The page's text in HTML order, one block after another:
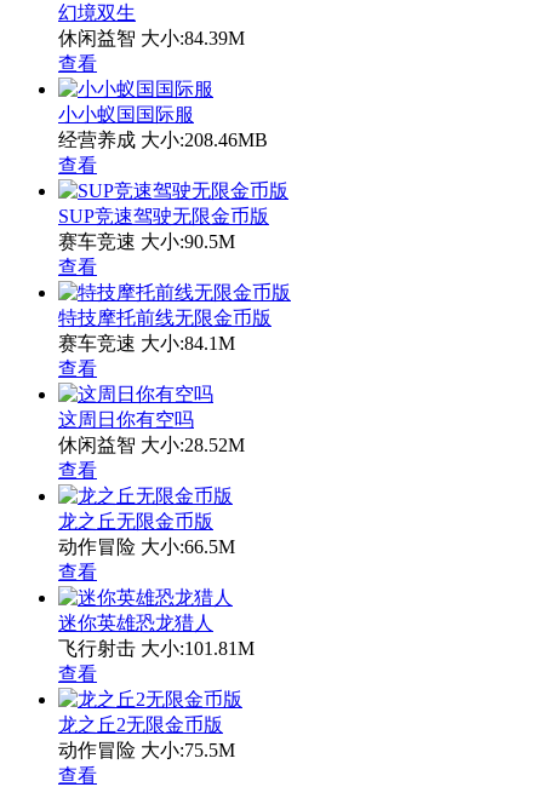
幻境双生
休闲益智 大小:84.39M
查看
小小蚁国国际服
经营养成 大小:208.46MB
查看
SUP竞速驾驶无限金币版
赛车竞速 大小:90.5M
查看
特技摩托前线无限金币版
赛车竞速 大小:84.1M
查看
这周日你有空吗
休闲益智 大小:28.52M
查看
龙之丘无限金币版
动作冒险 大小:66.5M
查看
迷你英雄恐龙猎人
飞行射击 大小:101.81M
查看
龙之丘2无限金币版
动作冒险 大小:75.5M
查看